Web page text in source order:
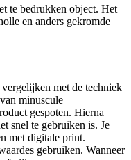
te bedrukken object. Het
en anders gekromde
met de techniek
minuscule
gespoten. Hierna
snel te gebruiken is. Je
met digitale print.
gebruiken. Wanneer